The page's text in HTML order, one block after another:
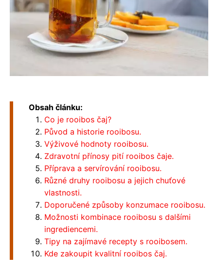
Obsah článku:
Co je rooibos čaj?
Původ a historie rooibosu.
Výživové hodnoty rooibosu.
Zdravotní přínosy pití rooibos čaje.
Příprava a servírování rooibosu.
Různé druhy rooibosu a jejich chuťové
vlastnosti.
Doporučené způsoby konzumace rooibosu.
Možnosti kombinace rooibosu s dalšími
ingrediencemi.
Tipy na zajímavé recepty s rooibosem.
Kde zakoupit kvalitní rooibos čaj.